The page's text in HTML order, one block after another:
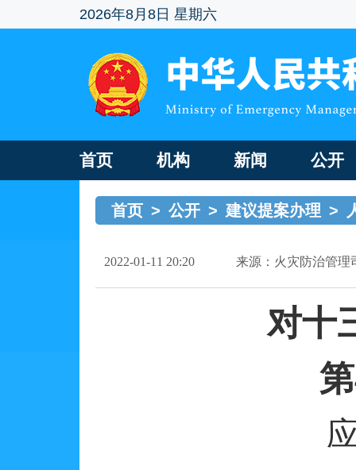
2026年8月8日 星期六
首页 机构 新闻 公开
首页 > 公开 > 建议提案办理 >
2022-01-11 20:20 来源：火灾防治管理
对十
第